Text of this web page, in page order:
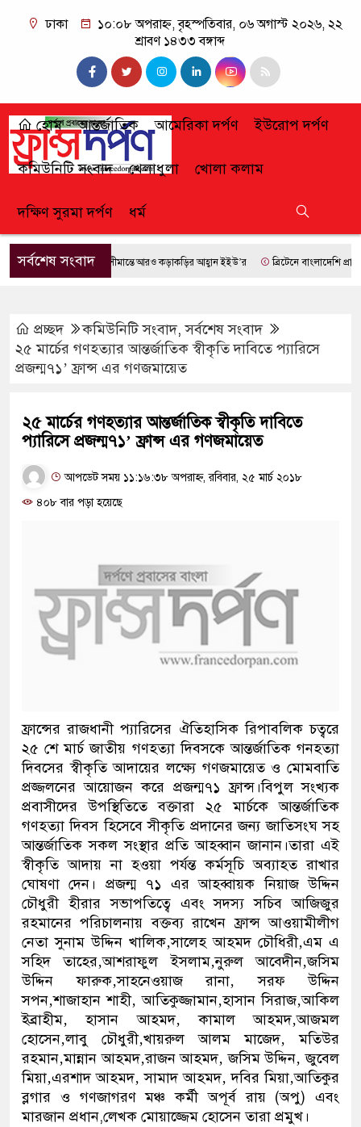
ঢাকা
১০:০৮ অপরাহ্ন, বৃহস্পতিবার, ০৬ অগাস্ট ২০২৬, ২২
শ্রাবণ ১৪৩৩ বঙ্গাব্দ
হোম আন্তর্জাতিক আমেরিকা দর্পণ ইউরোপ দর্পণ
কমিউনিটি সংবাদ খেলাধুলা খোলা কলাম
দক্ষিণ সুরমা দর্পণ ধর্ম
সর্বশেষ সংবাদসীমান্তে আরও কড়াকড়ির আহ্বান ইইউ’র ব্রিটেনে বাংলাদেশি প্রায় ৭
প্রচ্ছদ কমিউনিটি সংবাদ,সর্বশেষ সংবাদ
২৫ মার্চের গণহত্যার আন্তর্জাতিক স্বীকৃতি দাবিতে প্যারিসে
প্রজন্ম৭১’ ফ্রান্স এর গণজমায়েত
২৫ মার্চের গণহত্যার আন্তর্জাতিক স্বীকৃতি দাবিতে
প্যারিসে প্রজন্ম৭১’ ফ্রান্স এর গণজমায়েত
আপডেট সময় ১১:১৬:৩৮ অপরাহ্ন, রবিবার, ২৫ মার্চ ২০১৮
৪০৮ বার পড়া হয়েছে
ফ্রান্সের রাজধানী প্যারিসের ঐতিহাসিক রিপাবলিক চত্বরে
২৫ শে মার্চ জাতীয় গণহত্যা দিবসকে আন্তর্জাতিক গনহত্যা
দিবসের স্বীকৃতি আদায়ের লক্ষ্যে গণজমায়েত ও মোমবাতি
প্রজ্জলনের আয়োজন করে প্রজন্ম৭১ ফ্রান্স।বিপুল সংখ্যক
প্রবাসীদের উপস্থিতিতে বক্তারা ২৫ মার্চকে আন্তর্জাতিক
গণহত্যা দিবস হিসেবে সীকৃতি প্রদানের জন্য জাতিসংঘ সহ
আন্তর্জাতিক সকল সংস্থার প্রতি আহব্বান জানান।তারা এই
স্বীকৃতি আদায় না হওয়া পর্যন্ত কর্মসূচি অব্যাহত রাখার
ঘোষণা দেন। প্রজন্ম ৭১ এর আহব্বায়ক নিয়াজ উদ্দিন
চৌধুরী হীরার সভাপতিত্বে এবং সদস্য সচিব আজিজুর
রহমানের পরিচালনায় বক্তব্য রাখেন ফ্রান্স আওয়ামীলীগ
নেতা সুনাম উদ্দিন খালিক‚সালেহ আহমদ চৌধিরী‚এম এ
সহিদ তাহের‚আশরাফুল ইসলাম‚নুরুল আবেদীন‚জসিম
উদ্দিন ফারুক‚সাহনেওয়াজ রানা‚ সরফ উদ্দিন
সপন‚শাজাহান শাহী‚ আতিকুজ্জামান‚হাসান সিরাজ‚আকিল
ইব্রাহীম‚ হাসান আহমদ‚ কামাল আহমদ‚আজমল
হোসেন‚লাবু চৌধুরী‚খায়রুল আলম মাজেদ‚ মতিউর
রহমান‚মান্নান আহমদ‚রাজন আহমদ‚ জসিম উদ্দিন‚ জুবেল
মিয়া‚এরশাদ আহমদ‚ সামাদ আহমদ‚ দবির মিয়া‚আতিকুর
ব্লগার ও গণজাগরণ মঞ্চ কর্মী অপূর্ব রায় (অপু) এবং
মারজান প্রধান,লেখক মোয়াজ্জেম হোসেন তারা প্রমুখ।